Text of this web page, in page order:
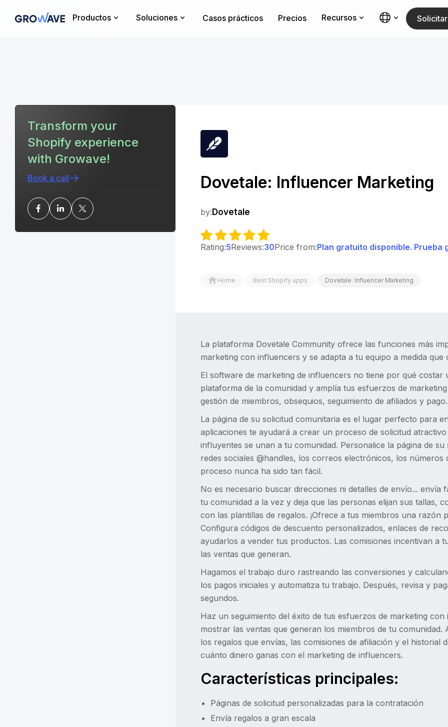
Productos Soluciones Casos prácticos Precios Recursos
Transform your
Shopify experience
with Growave!
Book a call Dovetale: Influencer Marketing
by: Dovetale
Rating:5Reviews:30Price from:Plan gratuito disponible. Prueba
Home / Best Shopify apps / Dovetale: Influencer Marketing
La plataforma Dovetale Community ofrece las funciones más
marketing con influencers y se adapta a tu equipo a medida que
El software de marketing de influencers no tiene por qué costar
plataforma de la comunidad y amplía tus esfuerzos de
gestión de miembros, obsequios, seguimiento de afiliados y pago.
La página de su solicitud comunitaria es el lugar perfecto para
aplicaciones te ayudará a crear un proceso de solicitud
influyentes se unan a tu comunidad. Personalice la página de
redes sociales @handles, los correos electrónicos, los
proceso nunca ha sido tan fácil.
No es necesario buscar direcciones ni detalles de envío... envía
tu comunidad a la vez y deja que las personas elijan sus tallas,
con las plantillas de regalos. ¡Ofrece a tus miembros una razón
Configura códigos de descuento personalizados, enlaces de
ayudarlos a vender tus productos. Las comisiones incentivan a
las ventas que generan.
Hagamos el trabajo duro rastreando las conversiones y
los pagos iniciales y automatiza tu trabajo. Después, revisa y
segundos.
Haz un seguimiento del éxito de tus esfuerzos de marketing
mostrar las ventas que generan los miembros de tu
los regalos que envías, las comisiones de afiliación y el historial
cuánto dinero ganas con el marketing de influencers.
Características principales:
Páginas de solicitud personalizadas para la contratación
Envía regalos a gran escala